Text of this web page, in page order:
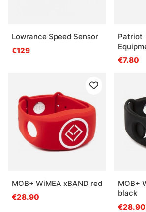
Lowrance Speed Sensor
€129
Patriot
For
€7.80
MOB+ WiMEA xBAND red
€28.90
MOB+
black
€28.90